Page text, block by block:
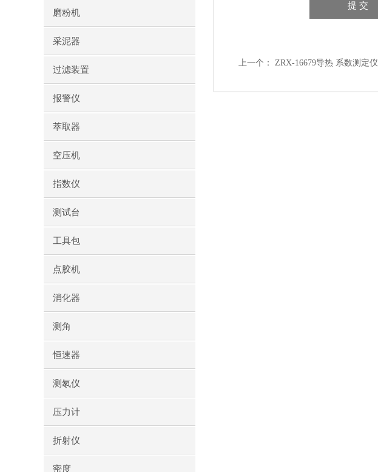
磨粉机
采泥器
过滤装置
报警仪
萃取器
空压机
指数仪
测试台
工具包
点胶机
消化器
测角
恒速器
测氡仪
压力计
折射仪
密度
上一个： ZRX-16679导热 系数测定仪